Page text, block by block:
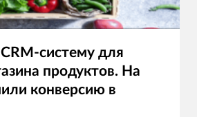
систему для
продуктов. На
конверсию в